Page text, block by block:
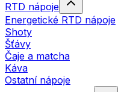
RTD nápoje
Energetické RTD nápoje
Shoty
Šťávy
Čaje a matcha
Káva
Ostatní nápoje